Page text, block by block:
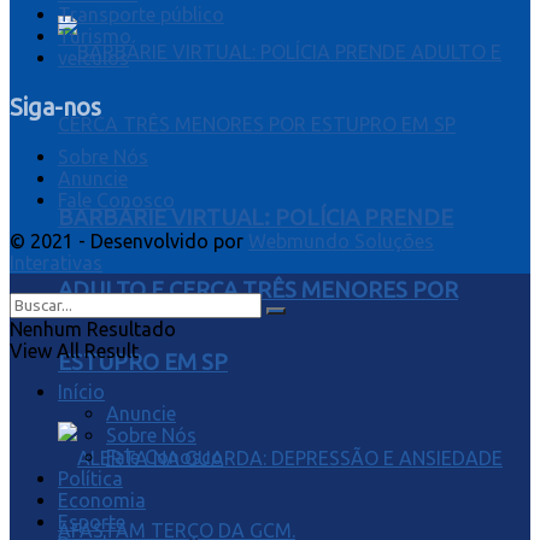
BARBÁRIE VIRTUAL: POLÍCIA PRENDE
ADULTO E CERCA TRÊS MENORES POR
ESTUPRO EM SP
Transporte público
Turismo
veiculos
Siga-nos
Sobre Nós
Anuncie
Fale Conosco
© 2021 - Desenvolvido por Webmundo Soluções
Interativas
Nenhum Resultado
View All Result
Início
Anuncie
Sobre Nós
Fale Conosco
Política
Economia
Esporte